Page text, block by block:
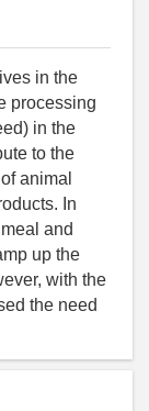
in the
processing
in the
to the
animal
In
and
up the
with the
the need